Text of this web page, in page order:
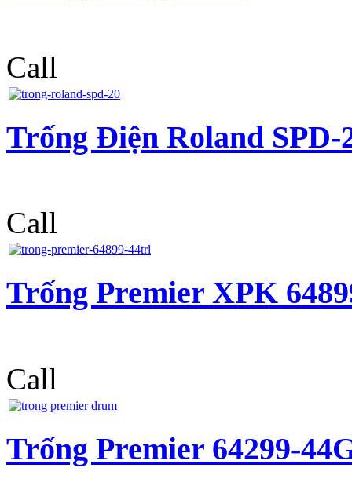
Call
Trống Điện Roland SPD-
Call
Trống Premier XPK
Call
Trống Premier 64299-